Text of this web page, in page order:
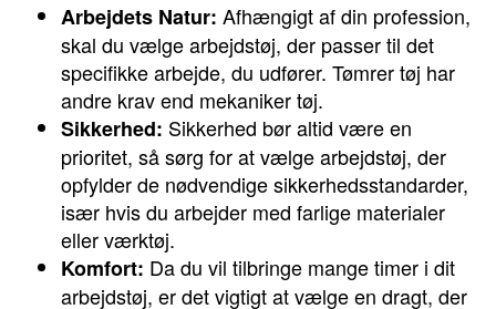
Arbejdets Natur: Afhængigt af din profession,
skal du vælge arbejdstøj, der passer til det
specifikke arbejde, du udfører. Tømrer tøj har
andre krav end mekaniker tøj.
Sikkerhed: Sikkerhed bør altid være en
prioritet, så sørg for at vælge arbejdstøj, der
opfylder de nødvendige sikkerhedsstandarder,
især hvis du arbejder med farlige materialer
eller værktøj.
Komfort: Da du vil tilbringe mange timer i dit
arbejdstøj, er det vigtigt at vælge en dragt, der